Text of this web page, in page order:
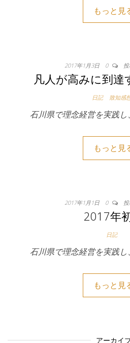
もっと見
2017年1月3日 0
凡人が高みに到達
日記 致知感
石川県で理念経営を実践
もっと見
2017年1月1日 0
2017年
日記
石川県で理念経営を実践
もっと見
アーカイ